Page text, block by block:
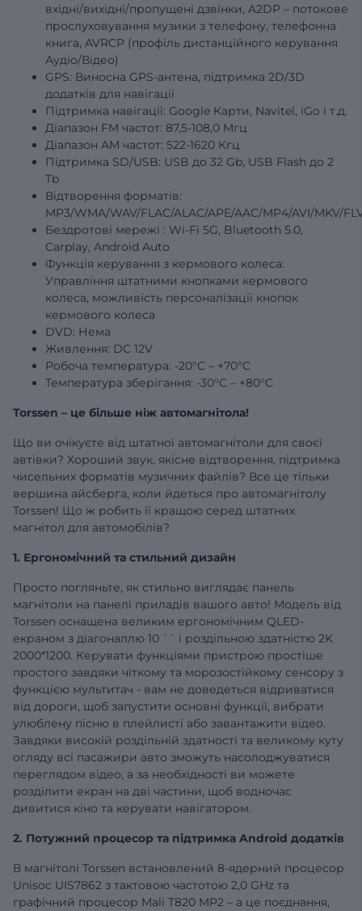
вхідні/вихідні/пропущені дзвінки, A2DP – потокове
прослуховування музики з телефону, телефонна
книга, AVRCP (профіль дистанційного керування
Аудіо/Відео)
GPS: Виносна GPS-антена, підтримка 2D/3D
додатків для навігації
Підтримка навігації: Google Карти, Navitel, iGo і т.д.
Діапазон FM частот: 87,5-108,0 Мгц
Діапазон АМ частот: 522-1620 Кгц
Підтримка SD/USB: USB до 32 Gb, USB Flash до 2
Tb
Відтворення форматів:
MP3/WMA/WAV/FLAC/ALAC/APE/AAC/MP4/AVI/MKV/
Бездротові мережі : Wi-Fi 5G, Bluetooth 5.0,
Carplay, Android Auto
Функція керування з кермового колеса:
Управління штатними кнопками кермового
колеса, можливість персоналізації кнопок
кермового колеса
DVD: Нема
Живлення: DC 12V
Робоча температура: -20°C – +70°C
Температура зберігання: -30°C – +80°C
Torssen – це більше ніж автомагнітола!
Що ви очікуєте від штатної автомагнітоли для своєї
автівки? Хороший звук, якісне відтворення, підтримка
чисельних форматів музичних файлів? Все це тільки
вершина айсберга, коли йдеться про автомагнітолу
Torssen! Що ж робить її кращою серед штатних
магнітол для автомобілів?
1. Ергономічний та стильний дизайн
Просто погляньте, як стильно виглядає панель
магнітоли на панелі приладів вашого авто! Модель від
Torssen оснащена великим ергономічним QLED-
екраном з діагоналлю 10 `` і роздільною здатністю 2K
2000*1200. Керувати функціями пристрою простіше
простого завдяки чіткому та морозостійкому сенсору з
функцією мультитач - вам не доведеться відриватися
від дороги, щоб запустити основні функції, вибрати
улюблену пісню в плейлисті або завантажити відео.
Завдяки високій роздільній здатності та великому куту
огляду всі пасажири авто зможуть насолоджуватися
переглядом відео, а за необхідності ви можете
розділити екран на дві частини, щоб водночас
дивитися кіно та керувати навігатором.
2. Потужний процесор та підтримка Android додатків
В магнітолі Torssen встановлений 8-ядерний процесор
Unisoc UIS7862 з тактовою частотою 2,0 GHz та
графічний процесор Mali T820 MP2 – а це поєднання,